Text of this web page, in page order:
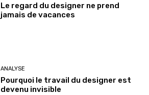
Le regard du designer ne prend
jamais de vacances
ANALYSE
Pourquoi le travail du designer est
devenu invisible